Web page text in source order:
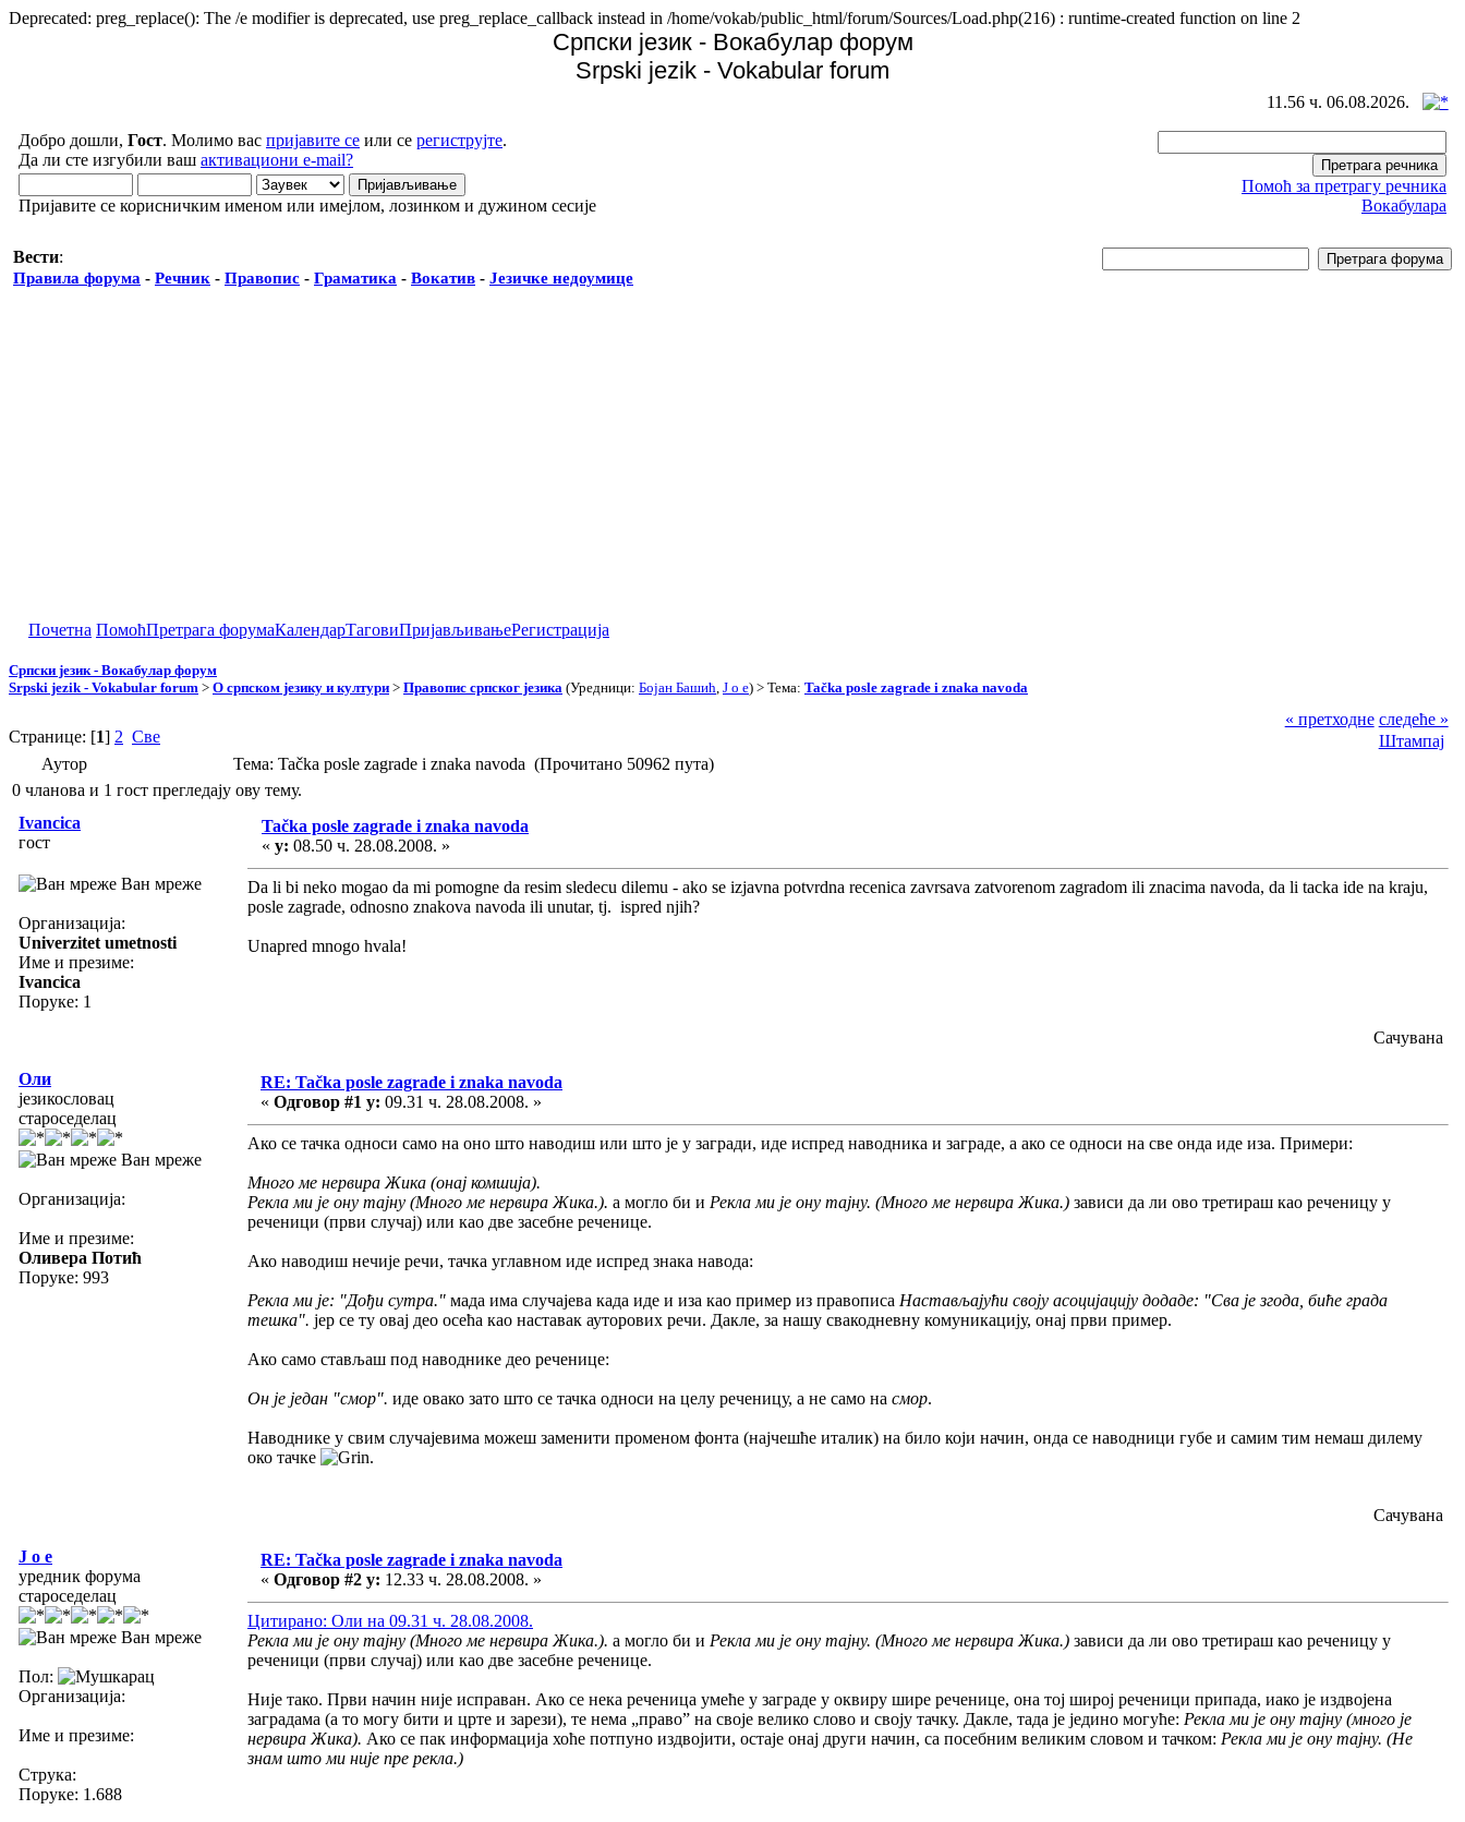
Deprecated: preg_replace(): The /e modifier is deprecated, use preg_replace_callback instead in /home/vokab/public_html/forum/Sources/Load.php(216) : runtime-created function on line 2
Српски језик - Вокабулар форум
Srpski jezik - Vokabular forum
11.56 ч. 06.08.2026.
Добро дошли, Гост. Молимо вас пријавите се или се региструјте.
Да ли сте изгубили ваш активациони e-mail?
Пријавите се корисничким именом или имејлом, лозинком и дужином сесије
Помоћ за претрагу речника
Вокабулара
Вести:
Правила форума - Речник - Правопис - Граматика - Вокатив - Језичке недоумице
Почетна ПомоћПретрага форумаКалендарТаговиПријављивањеРегистрација
Српски језик - Вокабулар форум
Srpski jezik - Vokabular forum > О српском језику и култури > Правопис српског језика (Уредници: Бојан Башић J o e) > Тема: Tačka posle zagrade i znaka navoda
Странице: [1] 2 Све
« претходне следеће »
Штампај
Аутор
Тема: Tačka posle zagrade i znaka navoda (Прочитано 50962 пута)
0 чланова и 1 гост прегледају ову тему.
Ivancica
гост
Ван мреже
Организација:
Univerzitet umetnosti
Име и презиме:
Ivancica
Поруке: 1
Tačka posle zagrade i znaka navoda
« у: 08.50 ч. 28.08.2008. »
Da li bi neko mogao da mi pomogne da resim sledecu dilemu - ako se izjavna potvrdna recenica zavrsava zatvorenom zagradom ili znacima navoda, da li tacka ide na kraju,
posle zagrade, odnosno znakova navoda ili unutar, tj. ispred njih?
Unapred mnogo hvala!
Сачувана
Оли
језикословац
староседелац
Ван мреже
Организација:
Име и презиме:
Оливера Потић
Поруке: 993
RE: Tačka posle zagrade i znaka navoda
« Одговор #1 у: 09.31 ч. 28.08.2008. »
Ако се тачка односи само на оно што наводиш или што је у загради, иде испред наводника и заграде, а ако се односи на све онда иде иза. Примери:
Много ме нервира Жика (онај комшија).
Рекла ми је ону тајну (Много ме нервира Жика.). а могло би и Рекла ми је ону тајну. (Много ме нервира Жика.) зависи да ли ово третираш као реченицу у
реченици (први случај) или као две засебне реченице.
Ако наводиш нечије речи, тачка углавном иде испред знака навода:
Рекла ми је: "Дођи сутра." мада има случајева када иде и иза као пример из правописа Настављајући своју асоцијацију додаде: "Сва је згода, биће града
тешка". јер се ту овај део осећа као наставак ауторових речи. Дакле, за нашу свакодневну комуникацију, онај први пример.
Ако само стављаш под наводнике део реченице:
Он је један "смор". иде овако зато што се тачка односи на целу реченицу, а не само на смор.
Наводнике у свим случајевима можеш заменити променом фонта (најчешће италик) на било који начин, онда се наводници губе и самим тим немаш дилему
око тачке
.
Сачувана
J o e
уредник форума
староседелац
Ван мреже
Пол:
Организација:
Име и презиме:
Струка:
Поруке: 1.688
RE: Tačka posle zagrade i znaka navoda
« Одговор #2 у: 12.33 ч. 28.08.2008. »
Цитирано: Оли на 09.31 ч. 28.08.2008.
Рекла ми је ону тајну (Много ме нервира Жика.). а могло би и Рекла ми је ону тајну. (Много ме нервира Жика.) зависи да ли ово третираш као реченицу у
реченици (први случај) или као две засебне реченице.
Није тако. Први начин није исправан. Ако се нека реченица умеће у заграде у оквиру шире реченице, она тој широј реченици припада, иако је издвојена
заградама (а то могу бити и црте и зарези), те нема „право” на своје велико слово и своју тачку. Дакле, тада је једино могуће: Рекла ми је ону тајну (много је
нервира Жика). Ако се пак информација хоће потпуно издвојити, остаје онај други начин, са посебним великим словом и тачком: Рекла ми је ону тајну. (Не
знам што ми није пре рекла.)